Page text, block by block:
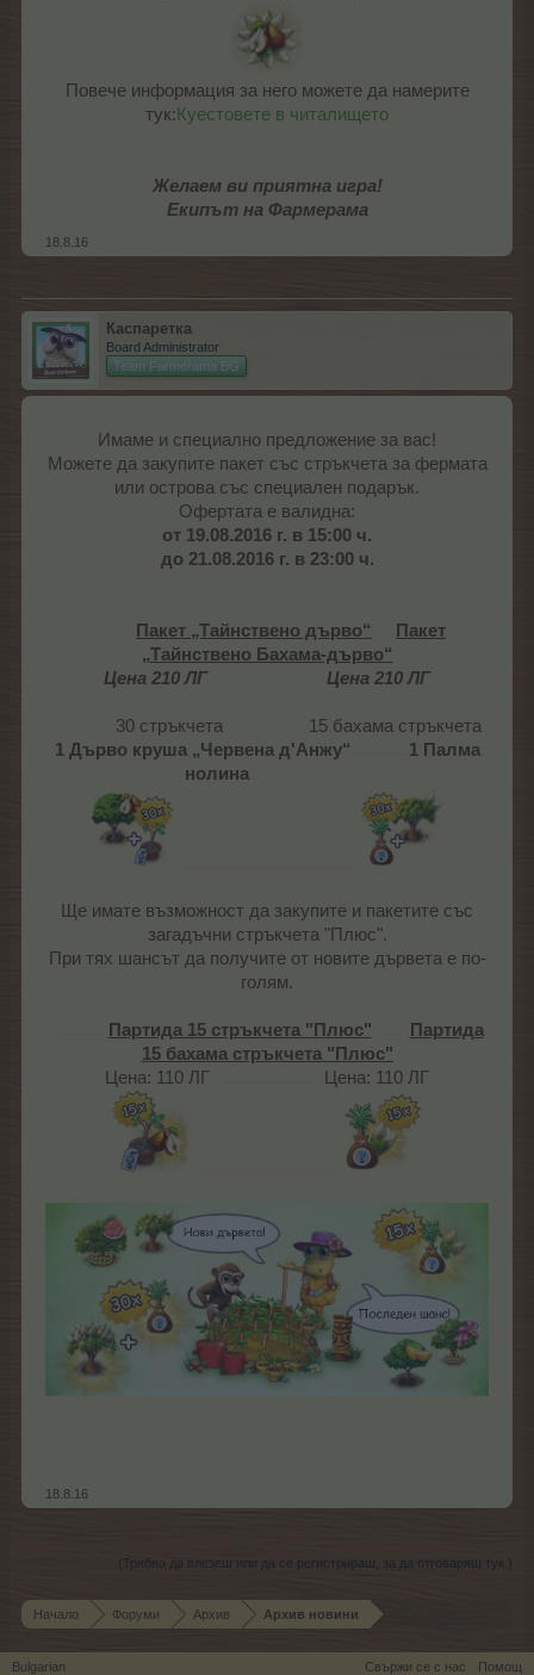
Повече информация за него можете да намерите
тук: Куестовете в читалището
Желаем ви приятна игра!
Екипът на Фармерама
18.8.16
Каспаретка
Board Administrator
Team Farmerama BG
Имаме и специално предложение за вас!
Можете да закупите пакет със стръкчета за фермата
или острова със специален подарък.
Офертата е валидна:
от 19.08.2016 г. в 15:00 ч.
до 21.08.2016 г. в 23:00 ч.
Пакет „Тайнствено дърво“
Пакет
„Тайнствено Бахама-дърво“
Цена 210 ЛГ
Цена 210 ЛГ
30 стръкчета
15 бахама стръкчета
1 Дърво круша „Червена д'Анжу“
1 Палма
нолина
Ще имате възможност да закупите и пакетите със
загадъчни стръкчета "Плюс".
При тях шансът да получите от новите дървета е по-
голям.
Партида 15 стръкчета "Плюс"
Партида
15 бахама стръкчета "Плюс"
Цена: 110 ЛГ
Цена: 110 ЛГ
18.8.16
(Трябва да влезеш или да се регистрираш, за да отговаряш тук.)
Начало Форуми Архив Архив новини
Bulgarian Свържи се с нас Помощ